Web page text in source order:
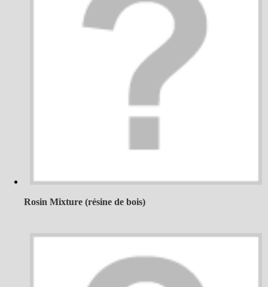
Rosin Mixture (résine de bois)